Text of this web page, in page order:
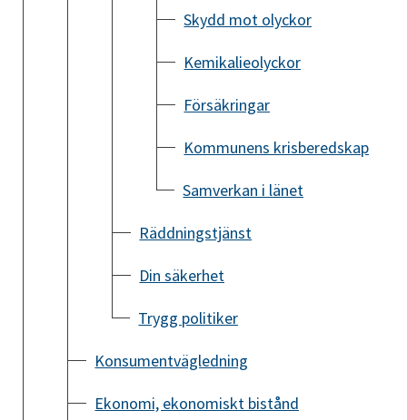
Skydd mot olyckor
Kemikalieolyckor
Försäkringar
Kommunens krisberedskap
Samverkan i länet
Räddningstjänst
Din säkerhet
Trygg politiker
Konsumentvägledning
Ekonomi, ekonomiskt bistånd